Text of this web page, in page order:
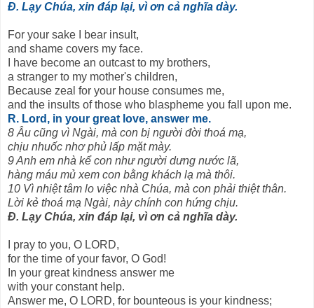
Đ. Lạy Chúa, xin đáp lại, vì ơn cả nghĩa dày.
For your sake I bear insult,
and shame covers my face.
I have become an outcast to my brothers,
a stranger to my mother's children,
Because zeal for your house consumes me,
and the insults of those who blaspheme you fall upon me.
R. Lord, in your great love, answer me.
8 Âu cũng vì Ngài, mà con bị người đời thoá mạ,
chịu nhuốc nhơ phủ lấp mặt mày.
9 Anh em nhà kể con như người dưng nước lã,
hàng máu mủ xem con bằng khách lạ mà thôi.
10 Vì nhiệt tâm lo việc nhà Chúa, mà con phải thiệt thân.
Lời kẻ thoá mạ Ngài, này chính con hứng chịu.
Đ. Lạy Chúa, xin đáp lại, vì ơn cả nghĩa dày.
I pray to you, O LORD,
for the time of your favor, O God!
In your great kindness answer me
with your constant help.
Answer me, O LORD, for bounteous is your kindness;